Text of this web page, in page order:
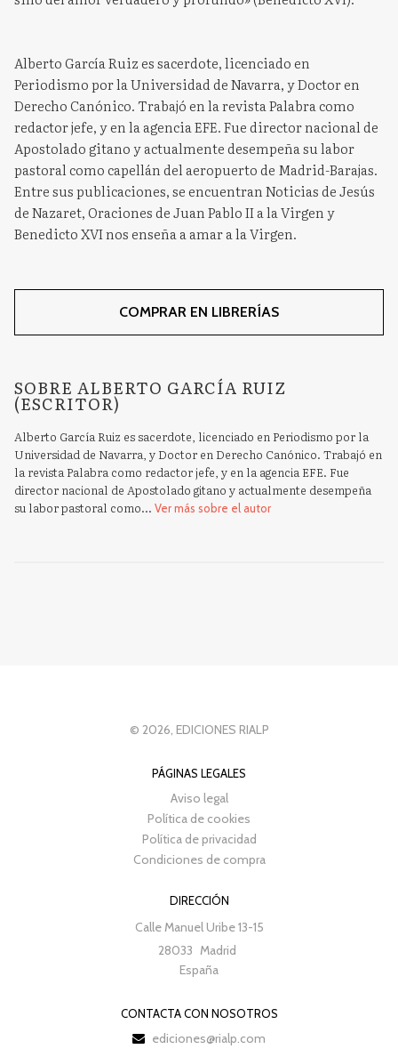
Alberto García Ruiz es sacerdote, licenciado en
Periodismo por la Universidad de Navarra, y Doctor en
Derecho Canónico. Trabajó en la revista Palabra como
redactor jefe, y en la agencia EFE. Fue director nacional de
Apostolado gitano y actualmente desempeña su labor
pastoral como capellán del aeropuerto de Madrid-Barajas.
Entre sus publicaciones, se encuentran Noticias de Jesús
de Nazaret, Oraciones de Juan Pablo II a la Virgen y
Benedicto XVI nos enseña a amar a la Virgen.
COMPRAR EN LIBRERÍAS
SOBRE ALBERTO GARCÍA RUIZ
(ESCRITOR)
Alberto García Ruiz es sacerdote, licenciado en Periodismo por la
Universidad de Navarra, y Doctor en Derecho Canónico. Trabajó en
la revista Palabra como redactor jefe, y en la agencia EFE. Fue
director nacional de Apostolado gitano y actualmente desempeña
su labor pastoral como... Ver más sobre el autor
© 2026, EDICIONES RIALP
PÁGINAS LEGALES
Aviso legal
Política de cookies
Política de privacidad
Condiciones de compra
DIRECCIÓN
Calle Manuel Uribe 13-15
28033 Madrid
España
CONTACTA CON NOSOTROS
ediciones@rialp.com